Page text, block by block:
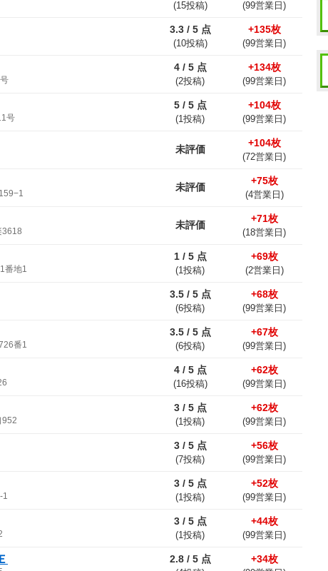
(15投稿) (99営業日)
3.3 / 5 点
(10投稿)
+135枚
(99営業日)
4 / 5 点
(2投稿)
+134枚
(99営業日)
号
5 / 5 点
(1投稿)
+104枚
(99営業日)
未評価
+104枚
(72営業日)
未評価
+75枚
(4営業日)
3618
未評価
+71枚
(18営業日)
番地1
1 / 5 点
(1投稿)
+69枚
(2営業日)
3.5 / 5 点
(6投稿)
+68枚
(99営業日)
番1
3.5 / 5 点
(6投稿)
+67枚
(99営業日)
4 / 5 点
(16投稿)
+62枚
(99営業日)
952
3 / 5 点
(1投稿)
+62枚
(99営業日)
3 / 5 点
(7投稿)
+56枚
(99営業日)
1
3 / 5 点
(1投稿)
+52枚
(99営業日)
3 / 5 点
(1投稿)
+44枚
(99営業日)
2.8 / 5 点 +34枚